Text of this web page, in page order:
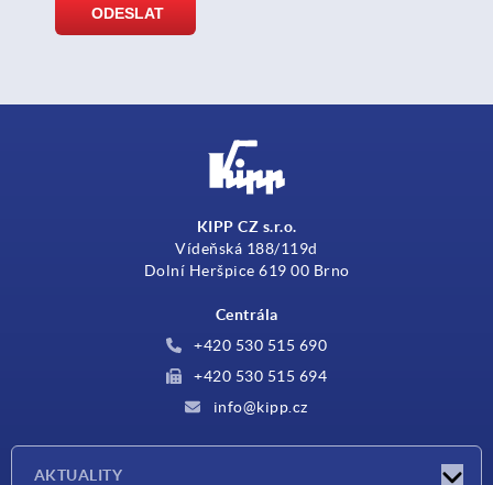
KIPP CZ s.r.o.
Vídeňská 188/119d
Dolní Heršpice 619 00 Brno
Centrála
+420 530 515 690
+420 530 515 694
info@kipp.cz
AKTUALITY